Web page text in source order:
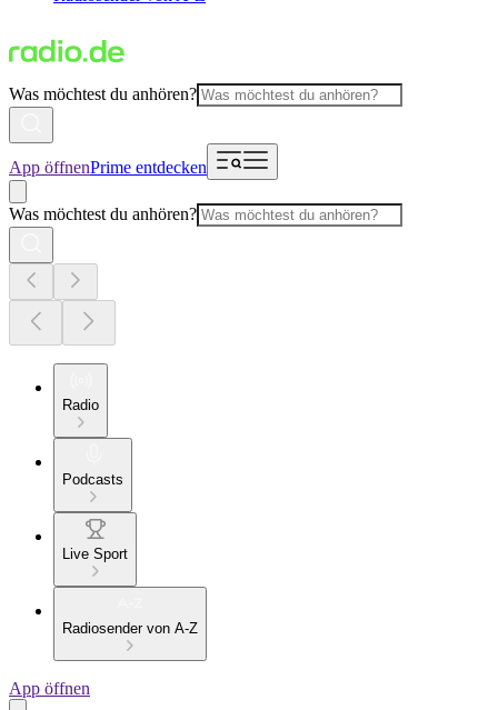
Was möchtest du anhören?
App öffnenPrime entdecken
Was möchtest du anhören?
Radio
Podcasts
Live Sport
Radiosender von A-Z
App öffnen